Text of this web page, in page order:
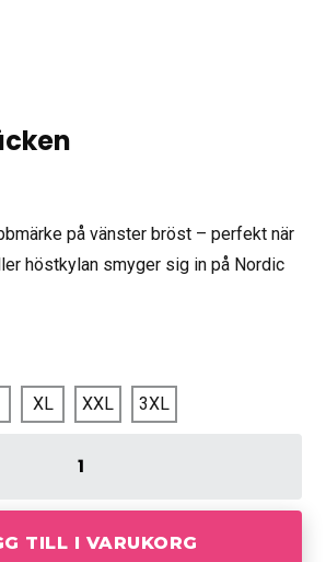
på vänster bröst – perfekt när
höstkylan smyger sig in på Nordic
XL XXL 3XL
TILL I VARUKORG